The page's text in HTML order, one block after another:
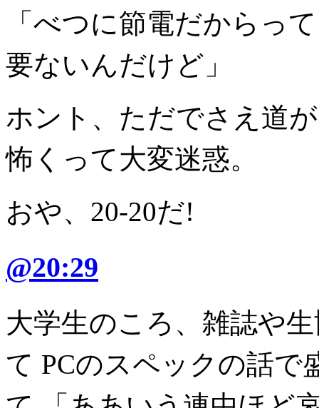
「べつに節電だからっ
要ないんだけど」
ホント、ただでさえ道
怖くって大変迷惑。
おや、20-20だ!
@20:29
大学生のころ、雑誌や
て PCのスペックの話で